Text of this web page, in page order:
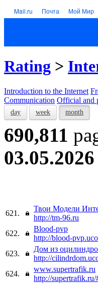
Mail.ru Почта Мой Мир
Rating >
Introduction to the Internet
Communication Official and
day week month
690,811
621.
Твои Модели
http://tm-96.ru
622.
Blood-pvp
http://blood-
623.
Дом из
http://
624.
www.supertrafik.ru
http://